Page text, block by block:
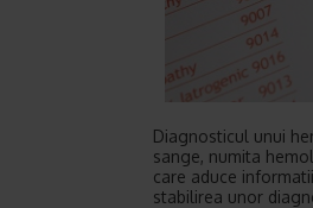
Diagnosticul unui
sange, numita
care aduce
stabilirea unor